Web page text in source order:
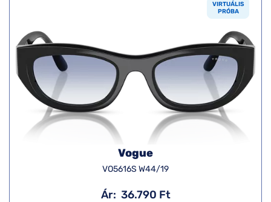
VIRTUÁLIS
PRÓBA
Vogue
VO5616S W44/19
Ár: 36.790 Ft